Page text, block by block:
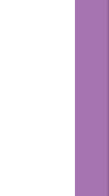
열아
55 가
01 맛
02 문